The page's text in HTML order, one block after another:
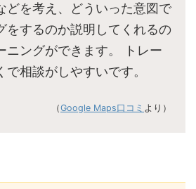
どを考え、どういった意図で
をするのか説明してくれるの
ニングができます。 トレー
相談がしやすいです。
（Google Maps口コミ より）